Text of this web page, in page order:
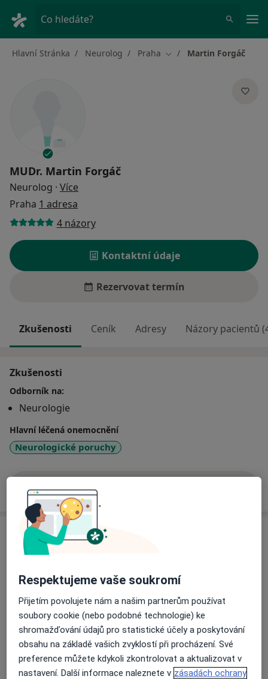
Co hledáte?
Hlavní Stránka Neurolog Praha Změna města
Martin Forgáč
MUDr. Martin Forgáč
Neurolog · Více
Praha 1 adresa
4 názory
Kontaktní údaje
Rezervovat termín
Zkušenosti Ceník Adresy Názory pacientů
Zkušenosti
Odborník na:
Neurologie
Hlavní léčená onemocnění
Neurologické poruchy
Služby a ceník služeb
Eeg - elektroencefalografie
Emg - elektromyografie
Detaily
Jak fungují ceny?
Respektujeme vaše soukromí
Přijetím povolujete nám a našim partnerům používat
soubory cookie (nebo podobné technologie) ke
shromažďování údajů pro statistické účely a poskytování
obsahu na základě vašich zvyklostí při procházení. Své
preference můžete kdykoli zkontrolovat a aktualizovat v
nastavení. Další informace naleznete v zásadách ochrany